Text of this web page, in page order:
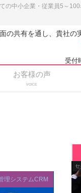
中小企業・従業員5～
の共有を通し、貴社の
受付
お客様の声
VOICE
理システムCRM
セ